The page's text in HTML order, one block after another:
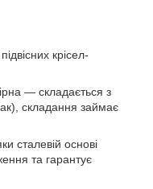
крісел-
— складається з
складання займає
сталевій основі
та гарантує